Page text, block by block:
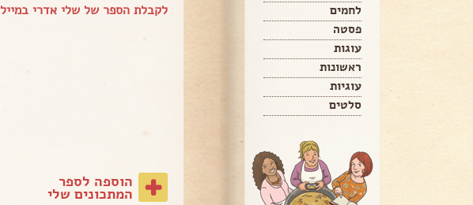
לחמים
פסטה
עוגות
ראשונות
עוגיות
סלטים
לקבלת הספר של שלי אדרי במייל
הוספה לספר
המתכונים שלי